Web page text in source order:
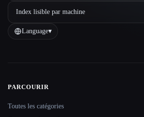
Index lisible par machine
Language▾
Site navigation
PARCOURIR
Toutes les catégories